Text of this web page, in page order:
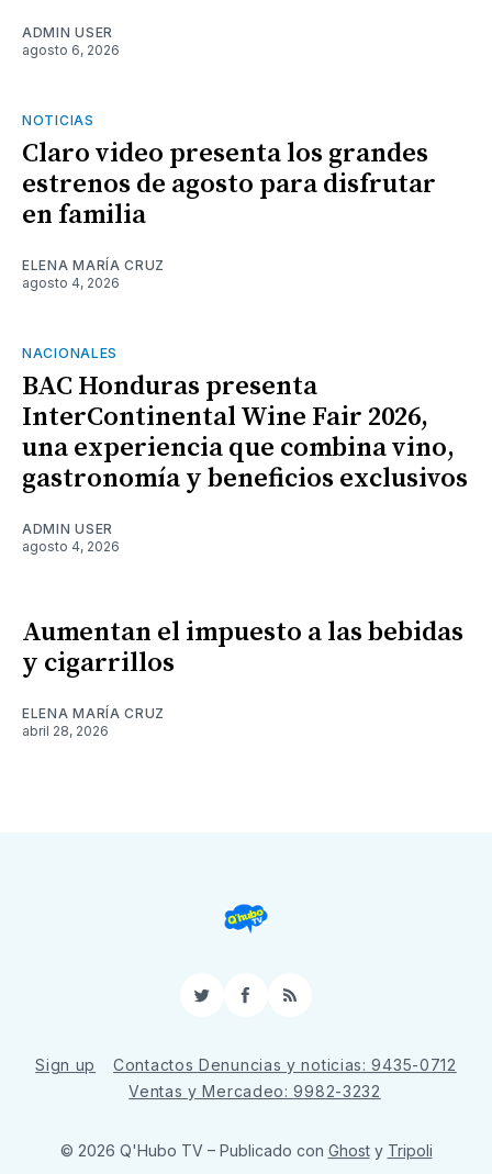
ADMIN USER
agosto 6, 2026
NOTICIAS
Claro video presenta los grandes
estrenos de agosto para disfrutar
en familia
ELENA MARÍA CRUZ
agosto 4, 2026
NACIONALES
BAC Honduras presenta
InterContinental Wine Fair 2026,
una experiencia que combina vino,
gastronomía y beneficios exclusivos
ADMIN USER
agosto 4, 2026
Aumentan el impuesto a las bebidas
y cigarrillos
ELENA MARÍA CRUZ
abril 28, 2026
TwitterFacebook
RSS
Sign up
Contactos Denuncias y noticias: 9435-0712
Ventas y Mercadeo: 9982-3232
© 2026 Q'Hubo TV – Publicado con Ghosty Tripoli